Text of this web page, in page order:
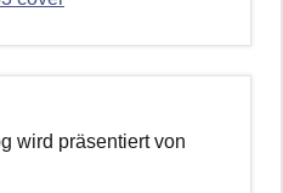
wird präsentiert von